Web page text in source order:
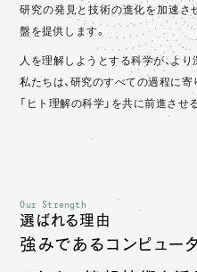
研究の発見と技術の進化を加速さ
盤を提供します。
人を理解しようとする科学が、より
私たちは、研究のすべての過程に寄
「ヒト理解の科学」を共に前進さ
選ばれる理由
Our Strength
強みであるコンピュー